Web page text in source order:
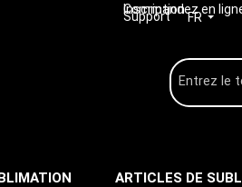
Inscription
Commandez en
Support FR
ARTICLES DE